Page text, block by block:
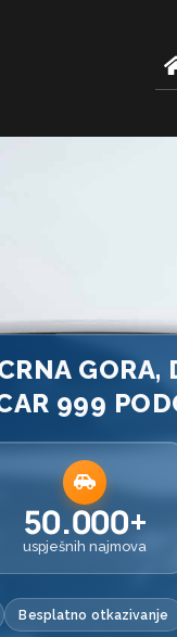
GORA,
999
50.000+
uspješnih najmova
Besplatno otkazivanje